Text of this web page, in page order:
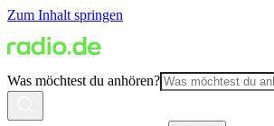
Zum Inhalt springen
Was möchtest du anhören?